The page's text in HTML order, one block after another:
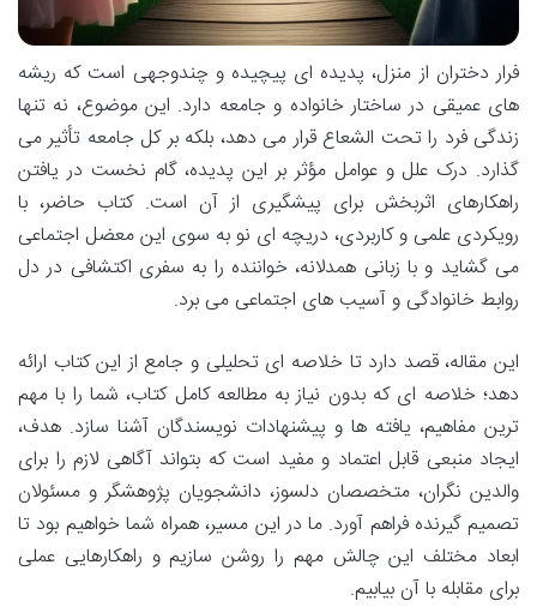
فرار دختران از منزل، پدیده ای پیچیده و چندوجهی است که ریشه
های عمیقی در ساختار خانواده و جامعه دارد. این موضوع، نه تنها
زندگی فرد را تحت الشعاع قرار می دهد، بلکه بر کل جامعه تأثیر می
گذارد. درک علل و عوامل مؤثر بر این پدیده، گام نخست در یافتن
راهکارهای اثربخش برای پیشگیری از آن است. کتاب حاضر، با
رویکردی علمی و کاربردی، دریچه ای نو به سوی این معضل اجتماعی
می گشاید و با زبانی همدلانه، خواننده را به سفری اکتشافی در دل
روابط خانوادگی و آسیب های اجتماعی می برد.
این مقاله، قصد دارد تا خلاصه ای تحلیلی و جامع از این کتاب ارائه
دهد؛ خلاصه ای که بدون نیاز به مطالعه کامل کتاب، شما را با مهم
ترین مفاهیم، یافته ها و پیشنهادات نویسندگان آشنا سازد. هدف،
ایجاد منبعی قابل اعتماد و مفید است که بتواند آگاهی لازم را برای
والدین نگران، متخصصان دلسوز، دانشجویان پژوهشگر و مسئولان
تصمیم گیرنده فراهم آورد. ما در این مسیر، همراه شما خواهیم بود تا
ابعاد مختلف این چالش مهم را روشن سازیم و راهکارهایی عملی
برای مقابله با آن بیابیم.